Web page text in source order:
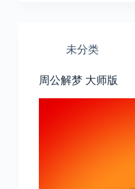
未分类
周公解梦 大师版